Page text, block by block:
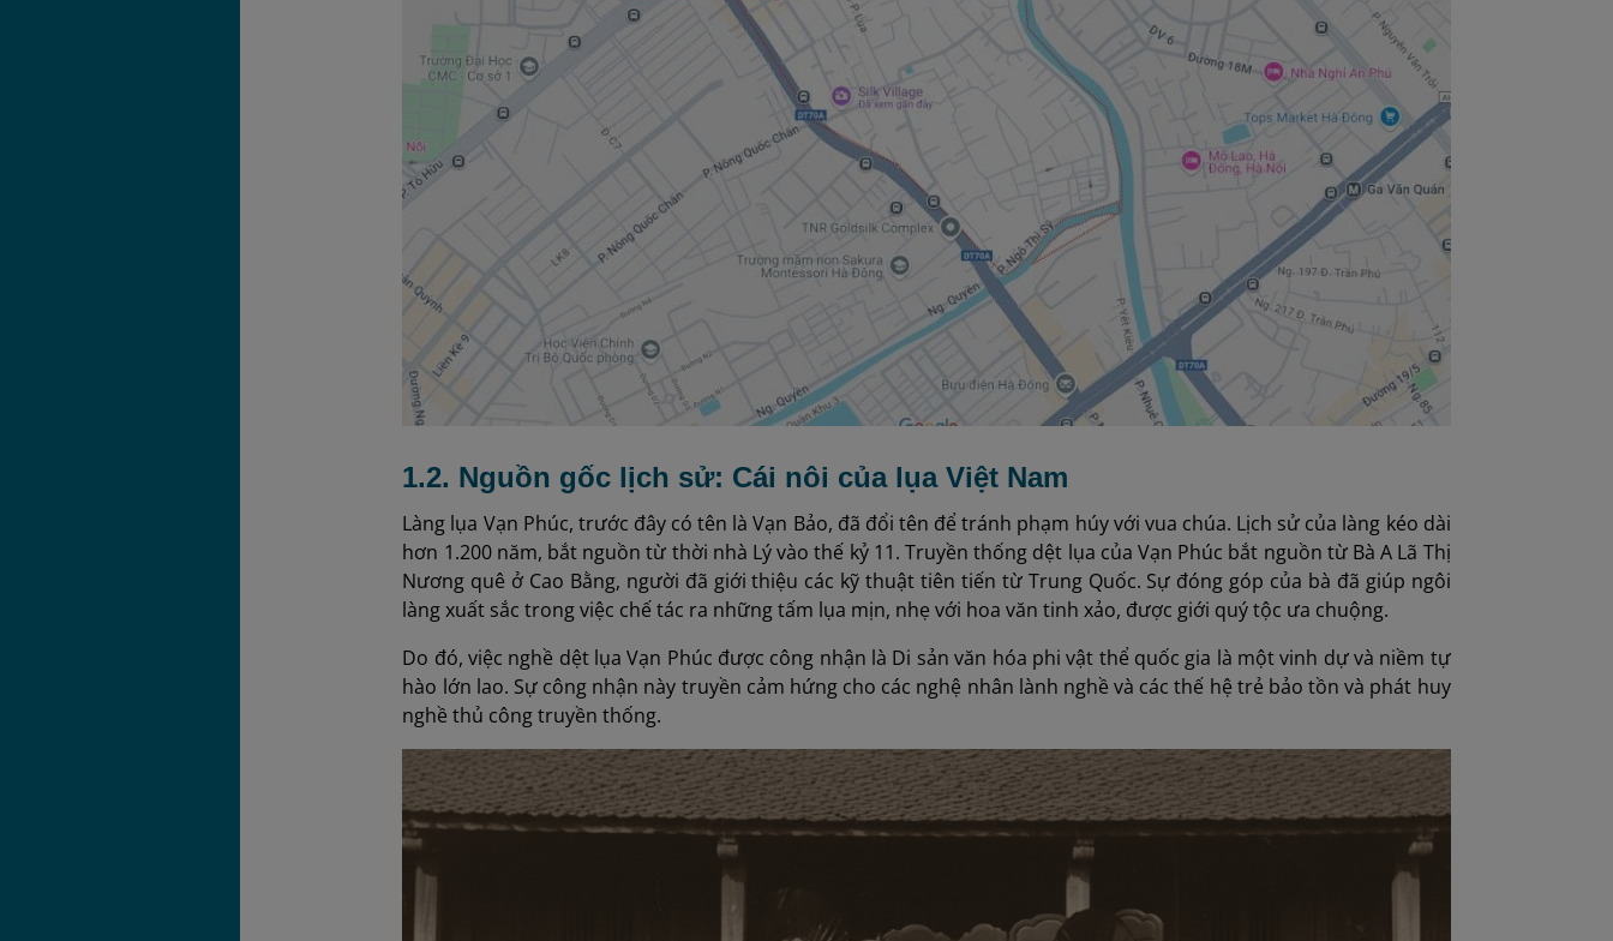
1.2. Nguồn gốc lịch sử: Cái nôi của lụa Việt Nam
Làng lụa Vạn Phúc, trước đây có tên là Vạn Bảo, đã đổi tên để tránh phạm húy với vua chúa. Lịch sử của làng kéo dài
hơn 1.200 năm, bắt nguồn từ thời nhà Lý vào thế kỷ 11. Truyền thống dệt lụa của Vạn Phúc bắt nguồn từ Bà A Lã Thị
Nương quê ở Cao Bằng, người đã giới thiệu các kỹ thuật tiên tiến từ Trung Quốc. Sự đóng góp của bà đã giúp ngôi
làng xuất sắc trong việc chế tác ra những tấm lụa mịn, nhẹ với hoa văn tinh xảo, được giới quý tộc ưa chuộng.
Do đó, việc nghề dệt lụa Vạn Phúc được công nhận là Di sản văn hóa phi vật thể quốc gia là một vinh dự và niềm tự
hào lớn lao. Sự công nhận này truyền cảm hứng cho các nghệ nhân lành nghề và các thế hệ trẻ bảo tồn và phát huy
nghề thủ công truyền thống.